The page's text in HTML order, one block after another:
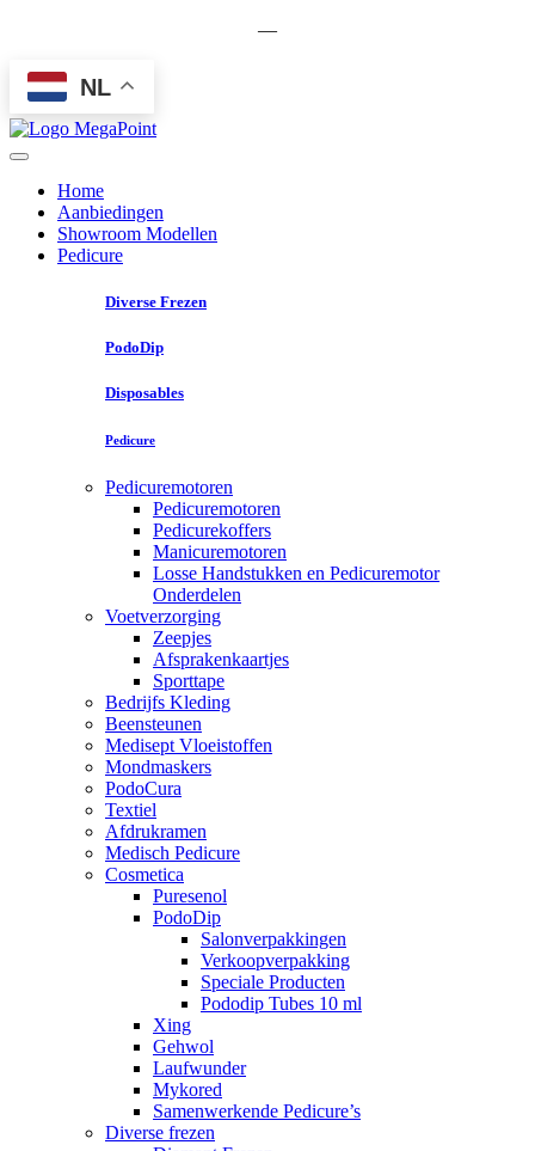
—
NL
Home
Aanbiedingen
Showroom Modellen
Pedicure
Diverse Frezen
PodoDip
Disposables
Pedicure
Pedicuremotoren
Pedicuremotoren
Pedicurekoffers
Manicuremotoren
Losse Handstukken en Pedicuremotor
Onderdelen
Voetverzorging
Zeepjes
Afsprakenkaartjes
Sporttape
Bedrijfs Kleding
Beensteunen
Medisept Vloeistoffen
Mondmaskers
PodoCura
Textiel
Afdrukramen
Medisch Pedicure
Cosmetica
Puresenol
PodoDip
Salonverpakkingen
Verkoopverpakking
Speciale Producten
Pododip Tubes 10 ml
Xing
Gehwol
Laufwunder
Mykored
Samenwerkende Pedicure’s
Diverse frezen